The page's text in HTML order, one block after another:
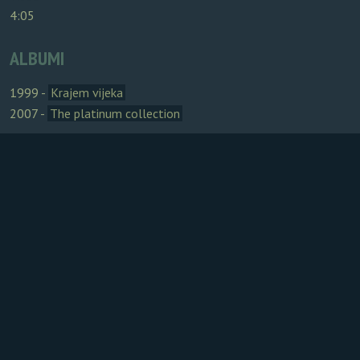
4:05
ALBUMI
1999 - Krajem vijeka
2007 - The platinum collection